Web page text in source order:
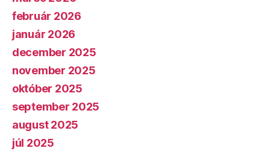
február 2026
január 2026
december 2025
november 2025
október 2025
september 2025
august 2025
júl 2025